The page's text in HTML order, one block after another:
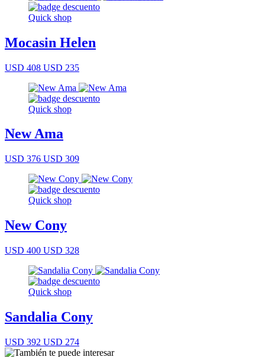
Quick shop
Mocasin Helen
USD 408 USD 235
Quick shop
New Ama
USD 376 USD 309
Quick shop
New Cony
USD 400 USD 328
Quick shop
Sandalia Cony
USD 392 USD 274